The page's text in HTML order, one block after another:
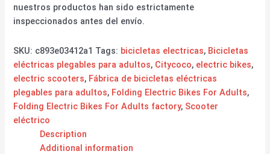
nuestros productos han sido estrictamente
inspeccionados antes del envío.
SKU: c893e03412a1 Tags: bicicletas electricas, Bicicletas
eléctricas plegables para adultos, Citycoco, electric bikes,
electric scooters, Fábrica de bicicletas eléctricas
plegables para adultos, Folding Electric Bikes For Adults,
Folding Electric Bikes For Adults factory, Scooter
eléctrico
Description
Additional information